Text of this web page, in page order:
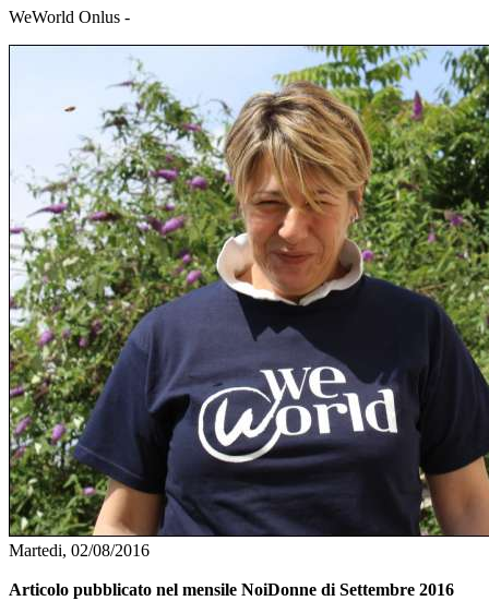
WeWorld Onlus -
Martedi, 02/08/2016
Articolo pubblicato nel mensile NoiDonne di Settembre 2016